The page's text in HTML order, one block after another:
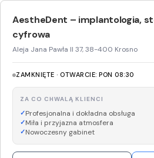
AestheDent – implantologia,
cyfrowa
Aleja Jana Pawła II 37, 38-400 Krosno
ZAMKNIĘTE · OTWARCIE: PON 08:30
ZA CO CHWALĄ KLIENCI
Profesjonalna i dokładna obsługa
Miła i przyjazna atmosfera
Nowoczesny gabinet